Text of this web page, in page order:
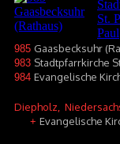
985 Gaasbecksuhr
983 Stadtpfarrkirche
984 Evangelische
Diepholz ,
+ Evangelische